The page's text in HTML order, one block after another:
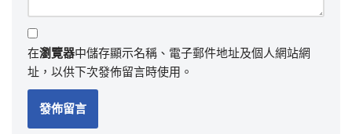
在瀏覽器中儲存顯示名稱、電子郵件地址及個人網站網
址，以供下次發佈留言時使用。